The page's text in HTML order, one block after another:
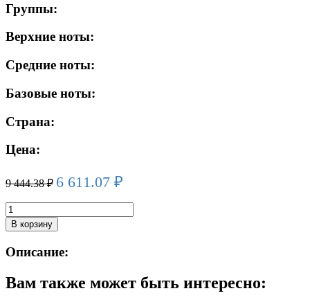
Группы:
Верхние ноты:
Средние ноты:
Базовые ноты:
Страна:
Цена:
9 444.38₽ 6 611.07 ₽
Количество
товара
DOLCE
&
GABBANA
edp
В корзину
Описание:
Вам также может быть интересно: